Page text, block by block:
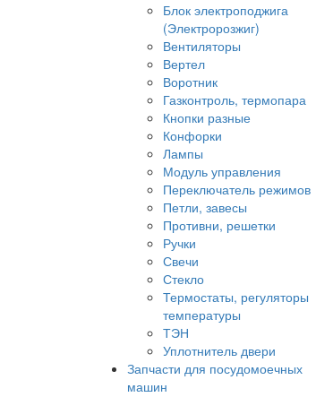
Блок электроподжига
(Электророзжиг)
Вентиляторы
Вертел
Воротник
Газконтроль, термопара
Кнопки разные
Конфорки
Лампы
Модуль управления
Переключатель режимов
Петли, завесы
Противни, решетки
Ручки
Свечи
Стекло
Термостаты, регуляторы
температуры
ТЭН
Уплотнитель двери
Запчасти для посудомоечных
машин